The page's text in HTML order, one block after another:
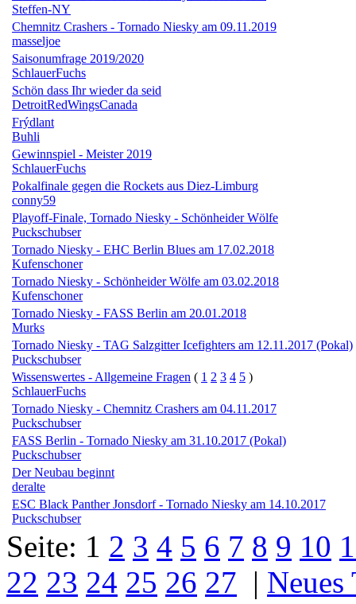
Steffen-NY
Chemnitz Crashers - Tornado Niesky am 09.11.2019
masseljoe
Saisonumfrage 2019/2020
SchlauerFuchs
Schön dass Ihr wieder da seid
DetroitRedWingsCanada
Frýdlant
Buhli
Gewinnspiel - Meister 2019
SchlauerFuchs
Pokalfinale gegen die Rockets aus Diez-Limburg
conny59
Playoff-Finale, Tornado Niesky - Schönheider Wölfe
Puckschubser
Tornado Niesky - EHC Berlin Blues am 17.02.2018
Kufenschoner
Tornado Niesky - Schönheider Wölfe am 03.02.2018
Kufenschoner
Tornado Niesky - FASS Berlin am 20.01.2018
Murks
Tornado Niesky - TAG Salzgitter Icefighters am 12.11.2017 (Pokal)
Puckschubser
Wissenswertes - Allgemeine Fragen ( 1 2 3 4 5 )
SchlauerFuchs
Tornado Niesky - Chemnitz Crashers am 04.11.2017
Puckschubser
FASS Berlin - Tornado Niesky am 31.10.2017 (Pokal)
Puckschubser
Der Neubau beginnt
deralte
ESC Black Panther Jonsdorf - Tornado Niesky am 14.10.2017
Puckschubser
Seite: 1 2 3 4 5 6 7 8 9 10
22 23 24 25 26 27 | Neues